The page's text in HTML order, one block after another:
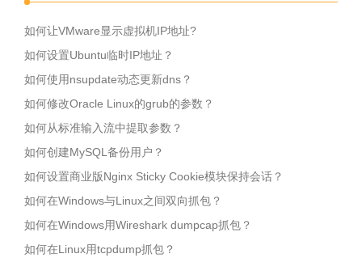
如何让VMware显示虚拟机IP地址?
如何设置Ubuntu临时IP地址？
如何使用nsupdate动态更新dns？
如何修改Oracle Linux的grub的参数？
如何从标准输入流中提取参数？
如何创建MySQL备份用户？
如何设置商业版Nginx Sticky Cookie模块保持会话？
如何在Windows与Linux之间双向抓包？
如何在Windows用Wireshark dumpcap抓包？
如何在Linux用tcpdump抓包？